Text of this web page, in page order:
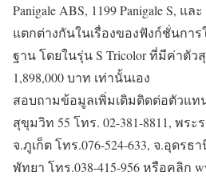
Panigale ABS, 1199 Panigale S, แล
แตกต่างกันในเรื่องของฟังก์ชั่นกา
ฐาน โดยในรุ่น S Tricolor ที่มีค่าตั
1,898,000 บาท เท่านั้นเอง
สอบถามข้อมูลเพิ่มเติมติดต่อตัวแท
สุขุมวิท 55 โทร. 02-381-8811, พระ
จ.ภูเก็ต โทร.076-524-633, จ.อุดรธา
พัทยา โทร.038-415-956 หรือคลิก